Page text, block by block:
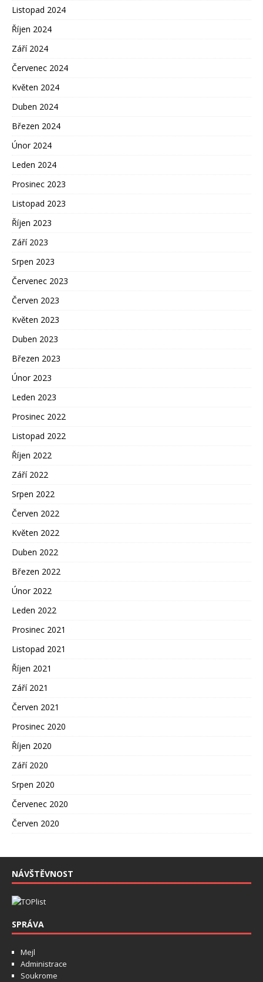
Listopad 2024
Říjen 2024
Září 2024
Červenec 2024
Květen 2024
Duben 2024
Březen 2024
Únor 2024
Leden 2024
Prosinec 2023
Listopad 2023
Říjen 2023
Září 2023
Srpen 2023
Červenec 2023
Červen 2023
Květen 2023
Duben 2023
Březen 2023
Únor 2023
Leden 2023
Prosinec 2022
Listopad 2022
Říjen 2022
Září 2022
Srpen 2022
Červen 2022
Květen 2022
Duben 2022
Březen 2022
Únor 2022
Leden 2022
Prosinec 2021
Listopad 2021
Říjen 2021
Září 2021
Červen 2021
Prosinec 2020
Říjen 2020
Září 2020
Srpen 2020
Červenec 2020
Červen 2020
NÁVŠTĚVNOST
SPRÁVA
Mejl
Administrace
Soukrome